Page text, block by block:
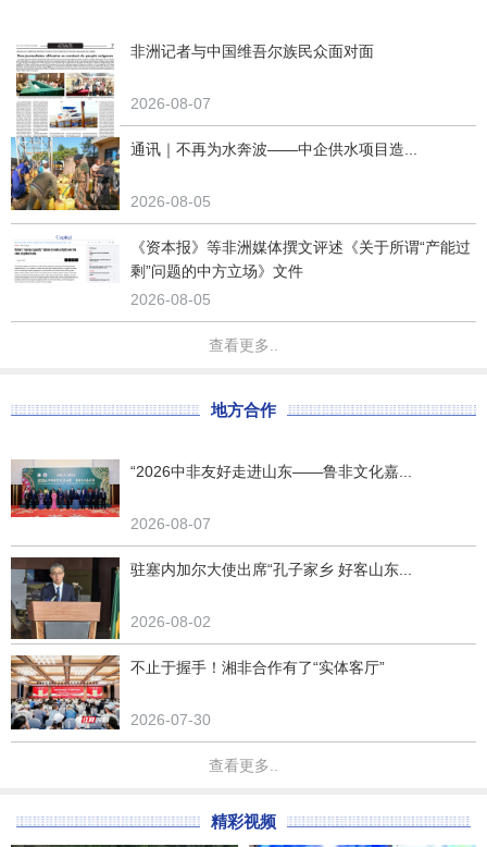
非洲记者与中国维吾尔族民众面对面
2026-08-07
通讯｜不再为水奔波——中企供水项目造...
2026-08-05
《资本报》等非洲媒体撰文评述《关于所谓“产能过
剩”问题的中方立场》文件
2026-08-05
查看更多..
地方合作
“2026中非友好走进山东——鲁非文化嘉...
2026-08-07
驻塞内加尔大使出席“孔子家乡 好客山东...
2026-08-02
不止于握手！湘非合作有了“实体客厅”
2026-07-30
查看更多..
精彩视频